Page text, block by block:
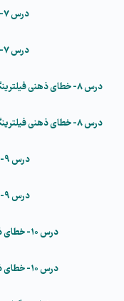
درس ۷- خطای ذهنی بازماندگی یا بقا
درس ۷- خطای ذهنی بازماندگی یا بقا
درس ۹- خطای ذهنی شاه ماهی قرمز
درس ۹- خطای ذهنی شاه ماهی قرمز
درس ۱۰- خطای ذهنی تفکر غالبی یا کلیشه ای
درس ۱۰- خطای ذهنی تفکر غالبی یا کلیشه ای